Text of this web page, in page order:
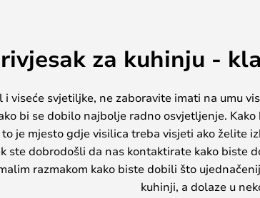
za kuhinju -
viseće svjetiljke, ne zaboravite imati na umu
bi se dobilo najbolje radno osvjetljenje.
je mjesto gdje visilica treba visjeti ako želite
ste dobrodošli da nas kontaktirate kako
razmakom kako biste dobili što
kuhinji, a dolaze u